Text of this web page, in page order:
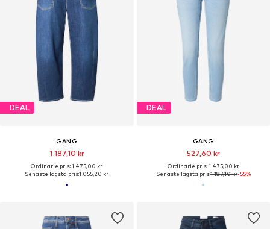
DEAL
GANG
1 187,10 kr
Ordinarie pris: 1 475,00 kr
Senaste lägsta pris:1 055,20 kr
DEAL
GANG
527,60 kr
Ordinarie pris: 1 475,00 kr
Senaste lägsta pris:1 187,10 kr-55%